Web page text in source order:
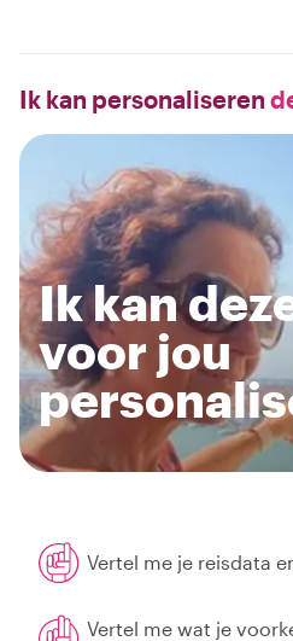
Ik kan personaliseren
Ik kan
voor jou
Vertel me je reisdata
Vertel me wat je